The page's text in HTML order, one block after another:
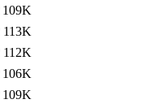
109K
113K
112K
106K
109K